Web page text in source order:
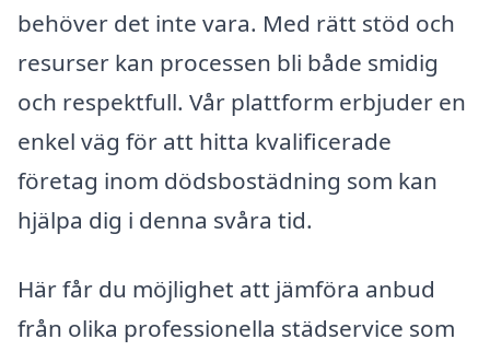
behöver det inte vara. Med rätt stöd och
resurser kan processen bli både smidig
och respektfull. Vår plattform erbjuder en
enkel väg för att hitta kvalificerade
företag inom dödsbostädning som kan
hjälpa dig i denna svåra tid.
Här får du möjlighet att jämföra anbud
från olika professionella städservice som